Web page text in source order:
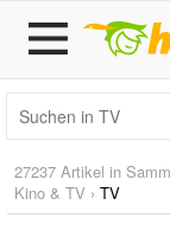
27237 Artikel in
Kino & TV › TV